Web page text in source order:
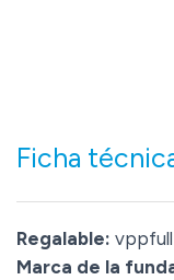
Ficha
Regalable: vppfull
Marca de la